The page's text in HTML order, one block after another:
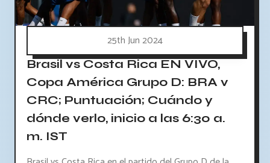
25th Jun 2024
Brasil vs Costa Rica EN VIVO,
Copa América Grupo D: BRA v
CRC; Puntuación; Cuándo y
dónde verlo, inicio a las 6:30 a.
m. IST